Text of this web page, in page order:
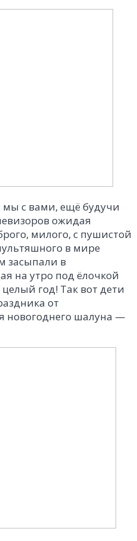
мы с вами, ещё будучи
ожидая
милого, с пушистой
в мире
засыпали в
на утро под ёлочкой
год! Так вот дети
от
новогоднего шалуна —